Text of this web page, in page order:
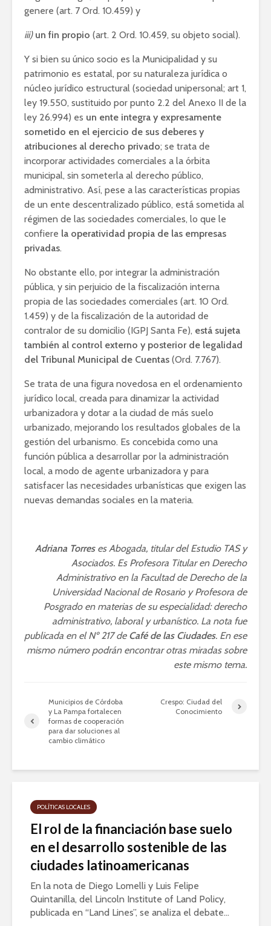
genere (art. 7 Ord. 10.459) y
iii) un fin propio (art. 2 Ord. 10.459, su objeto social).
Y si bien su único socio es la Municipalidad y su
patrimonio es estatal, por su naturaleza jurídica o
núcleo jurídico estructural (sociedad unipersonal; art 1,
ley 19.550, sustituido por punto 2.2 del Anexo II de la
ley 26.994) es un ente integra y expresamente
sometido en el ejercicio de sus deberes y
atribuciones al derecho privado; se trata de
incorporar actividades comerciales a la órbita
municipal, sin someterla al derecho público,
administrativo. Así, pese a las características propias
de un ente descentralizado público, está sometida al
régimen de las sociedades comerciales, lo que le
confiere la operatividad propia de las empresas
privadas.
No obstante ello, por integrar la administración
pública, y sin perjuicio de la fiscalización interna
propia de las sociedades comerciales (art. 10 Ord.
1.459) y de la fiscalización de la autoridad de
contralor de su domicilio (IGPJ Santa Fe), está sujeta
también al control externo y posterior de legalidad
del Tribunal Municipal de Cuentas (Ord. 7.767).
Se trata de una figura novedosa en el ordenamiento
jurídico local, creada para dinamizar la actividad
urbanizadora y dotar a la ciudad de más suelo
urbanizado, mejorando los resultados globales de la
gestión del urbanismo. Es concebida como una
función pública a desarrollar por la administración
local, a modo de agente urbanizadora y para
satisfacer las necesidades urbanísticas que exigen las
nuevas demandas sociales en la materia.
Adriana Torreses Abogada, titular del Estudio TAS y
Asociados. Es Profesora Titular en Derecho
Administrativo en la Facultad de Derecho de la
Universidad Nacional de Rosario y Profesora de
Posgrado en materias de su especialidad: derecho
administrativo, laboral y urbanístico. La nota fue
publicada en el Nº 217 de Café de las Ciudades. En ese
mismo número podrán encontrar otras miradas sobre
este mismo tema.
Municipios de Córdoba
y La Pampa fortalecen
formas de cooperación
para dar soluciones al
cambio climático
Crespo: Ciudad del
Conocimiento
POLÍTICAS LOCALES
El rol de la financiación base suelo
en el desarrollo sostenible de las
ciudades latinoamericanas
En la nota de Diego Lomelli y Luis Felipe
Quintanilla, del Lincoln Institute of Land Policy,
publicada en “Land Lines”, se analiza el debate...